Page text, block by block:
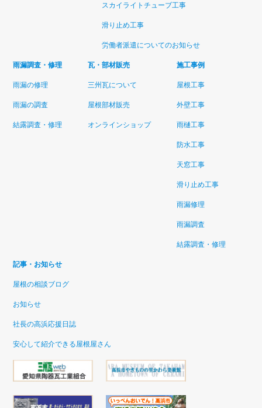
スカイライトチューブ工事
滑り止め工事
労働者派遣についてのお知らせ
雨漏調査・修理
雨漏の修理
雨漏の調査
結露調査・修理
瓦・部材販売
三州瓦について
屋根部材販売
オンラインショップ
施工事例
屋根工事
外壁工事
雨樋工事
防水工事
天窓工事
滑り止め工事
雨漏修理
雨漏調査
結露調査・修理
記事・お知らせ
屋根の相談ブログ
お知らせ
社長の高浜応援日誌
安心して紹介できる屋根屋さん